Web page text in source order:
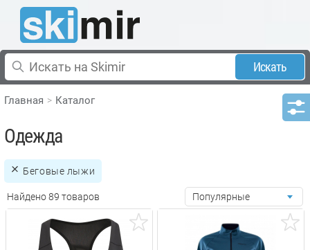
Искать
Главная Каталог
Одежда
Беговые лыжи
Найдено 89 товаров Популярные